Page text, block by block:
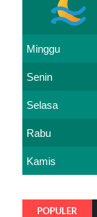
Minggu
Senin
Selasa
Rabu
Kamis
POPULER